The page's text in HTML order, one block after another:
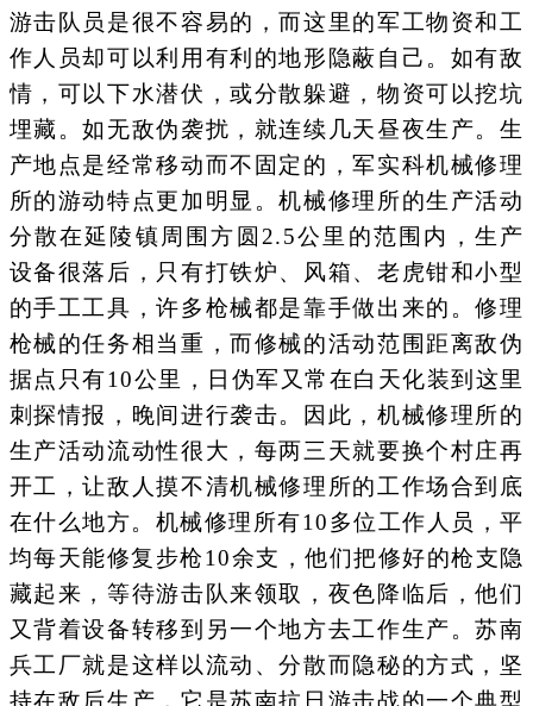
游击队员是很不容易的，而这里的军工物资和工
作人员却可以利用有利的地形隐蔽自己。如有敌
情，可以下水潜伏，或分散躲避，物资可以挖坑
埋藏。如无敌伪袭扰，就连续几天昼夜生产。生
产地点是经常移动而不固定的，军实科机械修理
所的游动特点更加明显。机械修理所的生产活动
分散在延陵镇周围方圆2.5公里的范围内，生产
设备很落后，只有打铁炉、风箱、老虎钳和小型
的手工工具，许多枪械都是靠手做出来的。修理
枪械的任务相当重，而修械的活动范围距离敌伪
据点只有10公里，日伪军又常在白天化装到这里
刺探情报，晚间进行袭击。因此，机械修理所的
生产活动流动性很大，每两三天就要换个村庄再
开工，让敌人摸不清机械修理所的工作场合到底
在什么地方。机械修理所有10多位工作人员，平
均每天能修复步枪10余支，他们把修好的枪支隐
藏起来，等待游击队来领取，夜色降临后，他们
又背着设备转移到另一个地方去工作生产。苏南
兵工厂就是这样以流动、分散而隐秘的方式，坚
持在敌后生产，它是苏南抗日游击战的一个典型